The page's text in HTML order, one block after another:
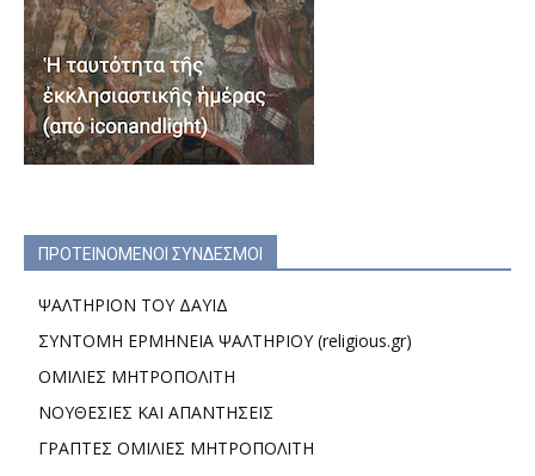
ΠΡΟΤΕΙΝΟΜΕΝΟΙ ΣΥΝΔΕΣΜΟΙ
ΨΑΛΤΗΡΙΟΝ ΤΟΥ ΔΑΥΙΔ
ΣΥΝΤΟΜΗ ΕΡΜΗΝΕΙΑ ΨΑΛΤΗΡΙΟΥ (religious.gr)
ΟΜΙΛΙΕΣ ΜΗΤΡΟΠΟΛΙΤΗ
ΝΟΥΘΕΣΙΕΣ ΚΑΙ ΑΠΑΝΤΗΣΕΙΣ
ΓΡΑΠΤΕΣ ΟΜΙΛΙΕΣ ΜΗΤΡΟΠΟΛΙΤΗ